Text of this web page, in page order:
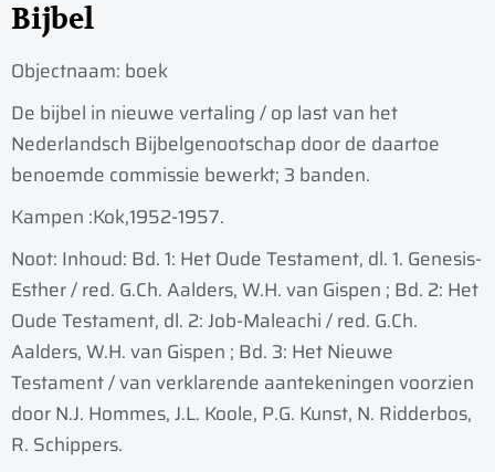
Bijbel
Objectnaam: boek
De bijbel in nieuwe vertaling / op last van het
Nederlandsch Bijbelgenootschap door de daartoe
benoemde commissie bewerkt; 3 banden.
Kampen :Kok,1952-1957.
Noot: Inhoud: Bd. 1: Het Oude Testament, dl. 1. Genesis-
Esther / red. G.Ch. Aalders, W.H. van Gispen ; Bd. 2: Het
Oude Testament, dl. 2: Job-Maleachi / red. G.Ch.
Aalders, W.H. van Gispen ; Bd. 3: Het Nieuwe
Testament / van verklarende aantekeningen voorzien
door N.J. Hommes, J.L. Koole, P.G. Kunst, N. Ridderbos,
R. Schippers.